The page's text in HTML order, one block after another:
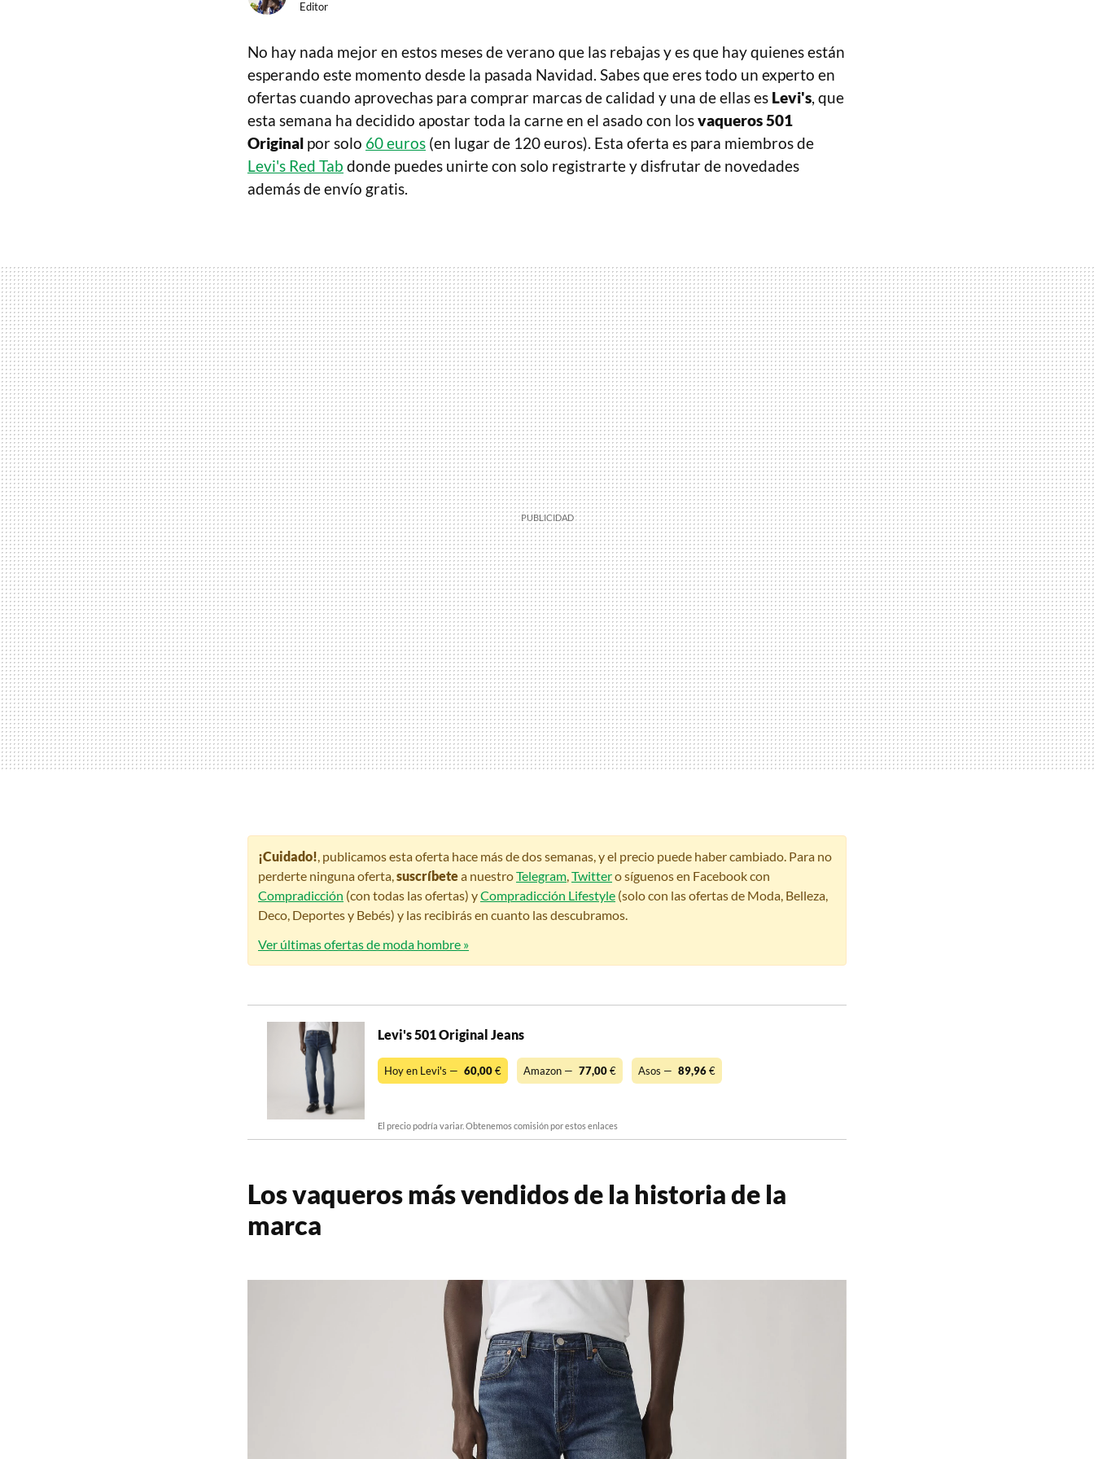
Editor
No hay nada mejor en estos meses de verano que las rebajas y es que hay quienes están
esperando este momento desde la pasada Navidad. Sabes que eres todo un experto en
ofertas cuando aprovechas para comprar marcas de calidad y una de ellas es Levi's, que
esta semana ha decidido apostar toda la carne en el asado con losvaqueros 501
Original por solo 60 euros (en lugar de 120 euros). Esta oferta es para miembros de
Levi's Red Tab donde puedes unirte con solo registrarte y disfrutar de novedades
además de envío gratis.
¡Cuidado! , publicamos esta oferta hace más de dos semanas, y el precio puede haber cambiado. Para no
perderte ninguna oferta, suscríbetea nuestroTelegram Twittero síguenos en Facebook con
Compradicción (con todas las ofertas) yCompradicción Lifestyle (solo con las ofertas de Moda, Belleza,
Deco, Deportes y Bebés) y las recibirás en cuanto las descubramos.
Ver últimas ofertas de moda hombre »
Levi's 501 Original Jeans
Hoy en Levi's — 60,00€ Amazon — 77,00€ Asos — 89,96€
El precio podría variar. Obtenemos comisión por estos enlaces
Los vaqueros más vendidos de la historia de la
marca